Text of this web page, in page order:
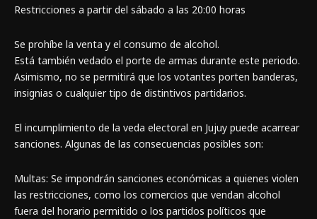
Restricciones a partir del sábado a las 20:00 horas
Se prohíbe la venta y el consumo de alcohol.
Está también vedado el porte de armas durante este periodo.
Asimismo, no se permitirá que los votantes porten banderas,
insignias o cualquier tipo de distintivos partidarios.
El incumplimiento de la veda electoral en Jujuy puede acarrear
sanciones. Algunas de las consecuencias posibles son:
Multas: Se impondrán sanciones económicas a quienes violen
las restricciones, como los comercios que vendan alcohol
fuera del horario permitido o los partidos políticos que